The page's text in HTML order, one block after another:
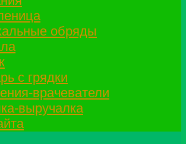
обряды
с грядки
врачеватели
выручалка